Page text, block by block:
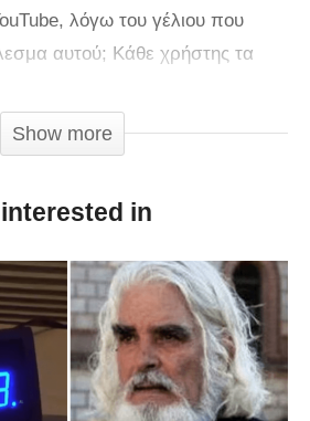
λόγω του γέλιου που
αυτού; Κάθε χρήστης τα
Το γνωστό κανάλι
έχει δημιουργήσει αρκετά
γκάφες την ώρα της
Show more
in